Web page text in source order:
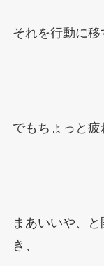
それを行動に移
でもちょっと疲
まあいいや、
き、